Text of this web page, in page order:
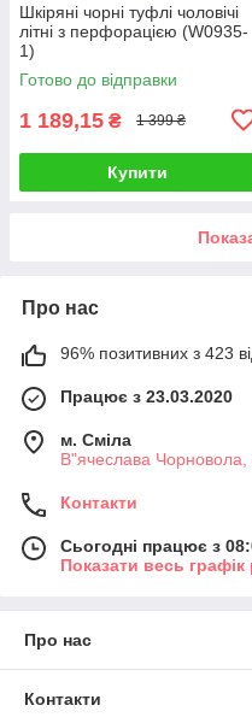
Шкіряні чорні туфлі чоловічі
літні з перфорацією (W0935-
1)
Готово до відправки
1 189,15 ₴ 1 399 ₴
Купити
Про нас
96% позитивних з 423
Працює з 23.03.2020
м. Сміла
В"ячеслава Чорновола,
Контакти
Сьогодні працює з
Показати весь графік
Про нас
Контакти